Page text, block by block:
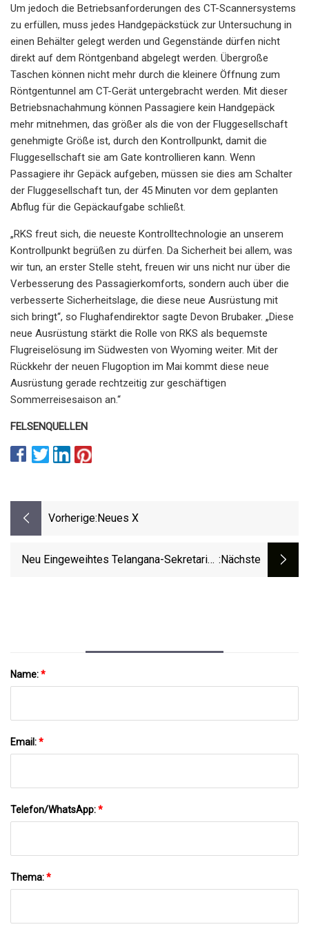
Um jedoch die Betriebsanforderungen des CT-Scannersystems
zu erfüllen, muss jedes Handgepäckstück zur Untersuchung in
einen Behälter gelegt werden und Gegenstände dürfen nicht
direkt auf dem Röntgenband abgelegt werden. Übergroße
Taschen können nicht mehr durch die kleinere Öffnung zum
Röntgentunnel am CT-Gerät untergebracht werden. Mit dieser
Betriebsnachahmung können Passagiere kein Handgepäck
mehr mitnehmen, das größer als die von der Fluggesellschaft
genehmigte Größe ist, durch den Kontrollpunkt, damit die
Fluggesellschaft sie am Gate kontrollieren kann. Wenn
Passagiere ihr Gepäck aufgeben, müssen sie dies am Schalter
der Fluggesellschaft tun, der 45 Minuten vor dem geplanten
Abflug für die Gepäckaufgabe schließt.
„RKS freut sich, die neueste Kontrolltechnologie an unserem
Kontrollpunkt begrüßen zu dürfen. Da Sicherheit bei allem, was
wir tun, an erster Stelle steht, freuen wir uns nicht nur über die
Verbesserung des Passagierkomforts, sondern auch über die
verbesserte Sicherheitslage, die diese neue Ausrüstung mit
sich bringt“, so Flughafendirektor sagte Devon Brubaker. „Diese
neue Ausrüstung stärkt die Rolle von RKS als bequemste
Flugreiselösung im Südwesten von Wyoming weiter. Mit der
Rückkehr der neuen Flugoption im Mai kommt diese neue
Ausrüstung gerade rechtzeitig zur geschäftigen
Sommerreisesaison an.“
FELSENQUELLEN
Vorherige: Neues X
Neu Eingeweihtes Telangana-Sekretariat, :nächste
Name:*
Email:*
Telefon/WhatsApp:*
Thema:*